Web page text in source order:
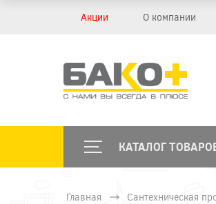
Акции О компании
КАТАЛОГ
Главная Сантехническая